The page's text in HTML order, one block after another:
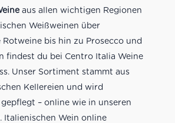
aus allen wichtigen Regionen
Weißweinen über
bis hin zu Prosecco und
findest du bei Centro Italia Weine
Unser Sortiment stammt aus
Kellereien und wird
– online wie in unseren
Italienischen Wein online